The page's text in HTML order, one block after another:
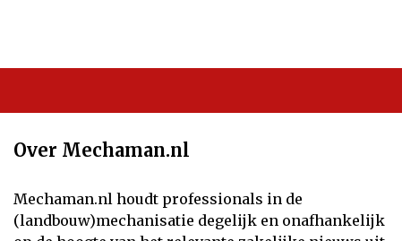
Over Mechaman.nl
Mechaman.nl houdt professionals in de
(landbouw)mechanisatie degelijk en onafhankelijk